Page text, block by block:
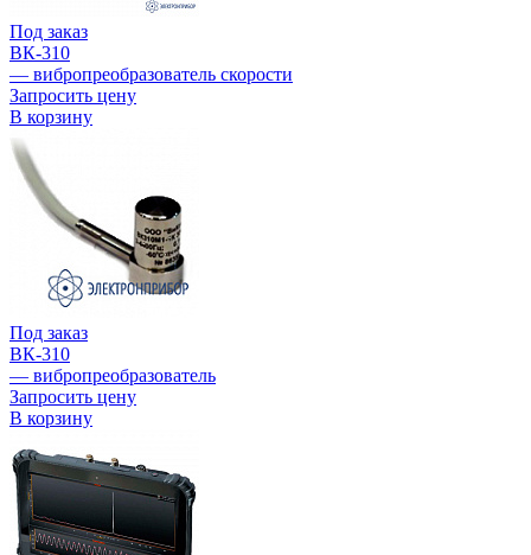
Под заказ
ВК-310
— вибропреобразователь скорости
Запросить цену
В корзину
Под заказ
ВК-310
— вибропреобразователь
Запросить цену
В корзину